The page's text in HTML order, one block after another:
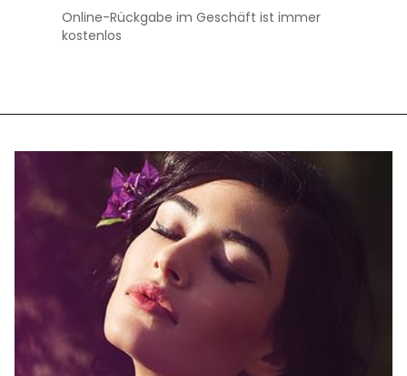
Online-Rückgabe im Geschäft ist immer
kostenlos